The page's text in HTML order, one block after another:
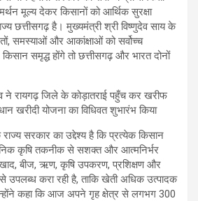
मूल्य देकर किसानों को आर्थिक सुरक्षा
छत्तीसगढ़ है। मुख्यमंत्री श्री विष्णुदेव साय के
समस्याओं और आकांक्षाओं को सर्वोच्च
समृद्ध होंगे तो छत्तीसगढ़ और भारत दोनों
सरकार का उद्देश्य है कि प्रत्येक किसान
कृषि तकनीक से सशक्त और आत्मनिर्भर
बीज, ऋण, कृषि उपकरण, प्रशिक्षण और
उपलब्ध करा रही है, ताकि खेती अधिक उत्पादक
कहा कि आज अपने गृह क्षेत्र से लगभग 300